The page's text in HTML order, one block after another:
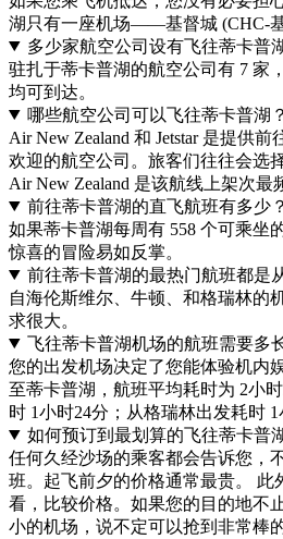
湖只有一座机场——基督城 (CHC-基
多少家航空公司设有飞往蒂卡普
驻扎于蒂卡普湖的航空公司有 7 家
均可到达。
哪些航空公司可以飞往蒂卡普湖？
Air New Zealand 和 Jetstar 是提供
欢迎的航空公司。旅客们往往会选
Air New Zealand 是该航线上架次最
前往蒂卡普湖的直飞航班有多少？
如果蒂卡普湖每周有 558 个可乘坐
惊喜的冒险易如反掌。
前往蒂卡普湖的最热门航班都是
自海伦斯维尔、牛顿、和格瑞林的
求很大。
飞往蒂卡普湖机场的航班需要多
您的出发机场决定了您能体验机内
至蒂卡普湖，航班平均耗时为 2小
时 1小时24分；从格瑞林出发耗时 1
如何预订到最划算的飞往蒂卡普
任何久经沙场的乘客都会告诉您，
班。起飞前夕的价格通常最贵。 此
看，比较价格。如果您的目的地不
小的机场，说不定可以抢到非常棒